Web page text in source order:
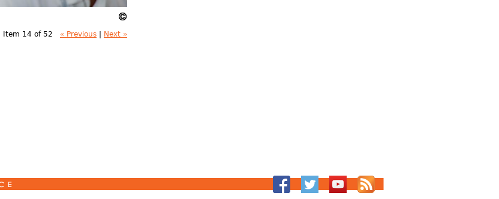
Item 14 of 52 « Previous | Next »